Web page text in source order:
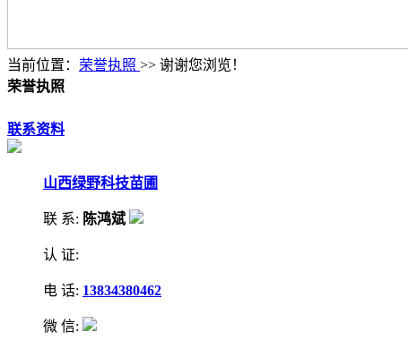
当前位置： 荣誉执照 >> 谢谢您浏览！
荣誉执照
联系资料
山西绿野科技苗圃
联 系: 陈鸿斌
认 证:
电 话: 13834380462
微 信: